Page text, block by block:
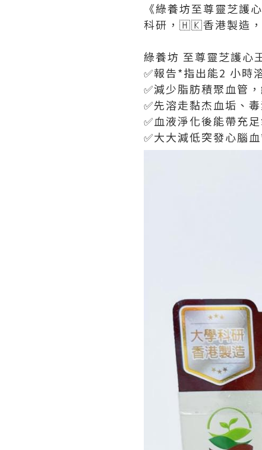
《綠養坊至尊靈芝護
科研，🇭🇰香港製造，
綠養坊 至尊靈芝護心
✅報告*指出能2 小時
✅減少脂肪積聚血管
✅先溶走黏杰血垢、
✅血液淨化後能帶充
✅大大減低突發心腦血